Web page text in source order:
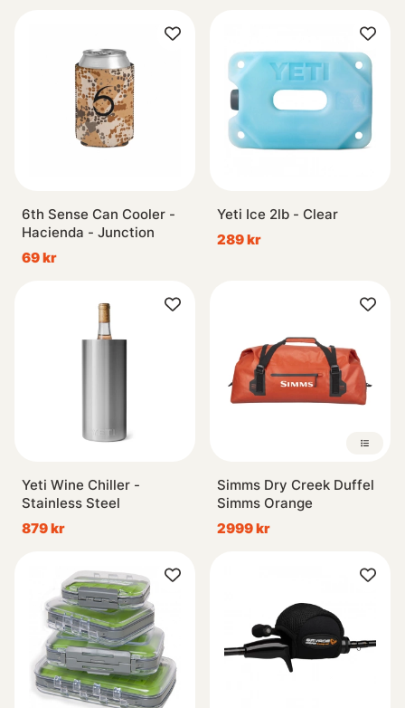
6th Sense Can Cooler -
Hacienda - Junction
69 kr
Yeti Ice 2lb - Clear
289 kr
Yeti Wine Chiller -
Stainless Steel
879 kr
Simms Dry Creek Duffel
Simms Orange
2999 kr